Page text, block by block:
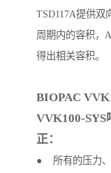
TSD117A提供双
周期内的容积，
得出相关容积。
BIOPAC
VVK100-SYS
正：
● 所有的压力、